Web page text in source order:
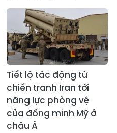
Tiết lộ tác động từ
chiến tranh Iran tới
năng lực phòng vệ
của đồng minh Mỹ ở
châu Á